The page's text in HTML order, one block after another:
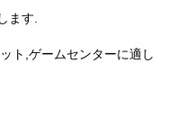
ます.
ト,ゲームセンターに適し